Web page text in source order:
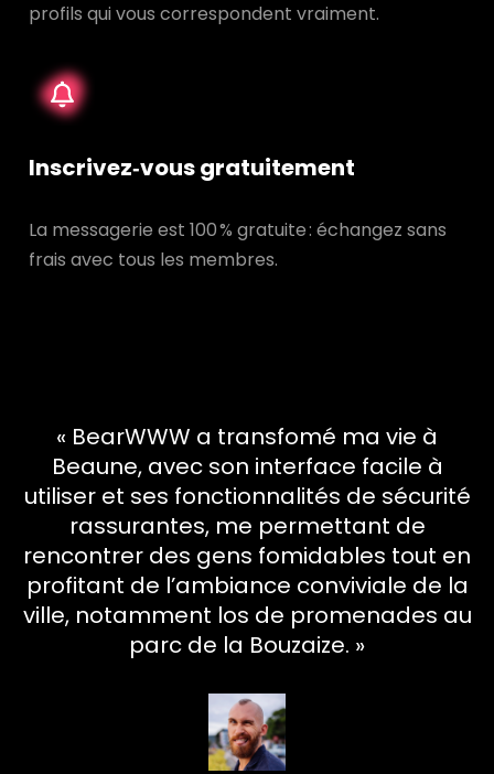
profils qui vous correspondent vraiment.
Inscrivez‑vous gratuitement
La messagerie est 100 % gratuite : échangez sans
frais avec tous les membres.
« BearWWW a transfomé ma vie à
Beaune, avec son interface facile à
utiliser et ses fonctionnalités de sécurité
rassurantes, me permettant de
rencontrer des gens fomidables tout en
profitant de l’ambiance conviviale de la
ville, notamment los de promenades au
parc de la Bouzaize. »